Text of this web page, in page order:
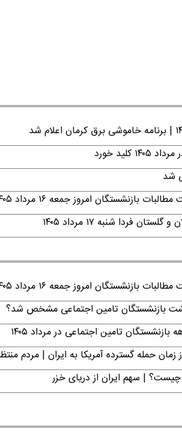
خورد
شد
امروز جمعه ۱۶ مرداد ۱۴۰۵
فردا شنبه ۱۷ مرداد ۱۴۰۵
امروز جمعه ۱۶ مرداد ۱۴۰۵
بازنشستگان تامین اجتماعی مشخص شد؟
تامین اجتماعی در مرداد ۱۴۰۵
حمله گسترده آمریکا به ایران | مردم
| سهم ایران از دریای خزر